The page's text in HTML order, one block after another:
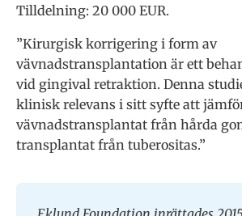
Tilldelning: 20 000 EUR.
”Kirurgisk korrigering i form av
vävnadstransplantation är ett
vid gingival retraktion. Denna
klinisk relevans i sitt syfte att
vävnadstransplantat från hårda
transplantat från tuberositas.”